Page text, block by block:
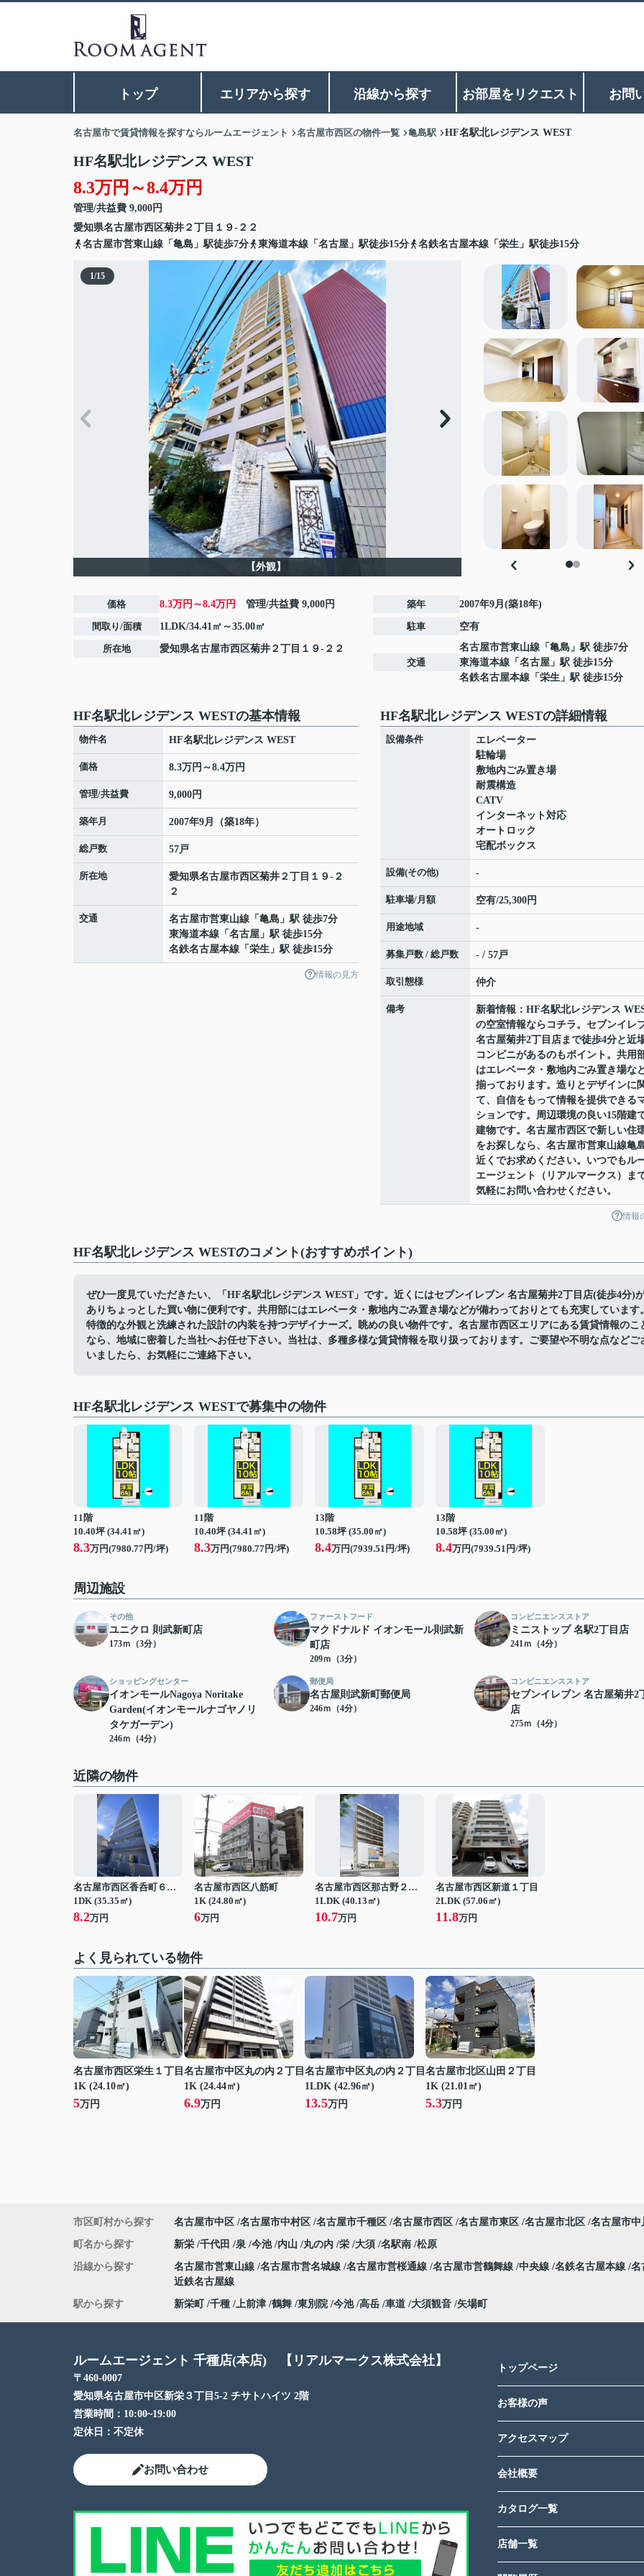
トップ エリアから探す 沿線から探す お部屋をリクエスト お問
名古屋市で賃貸情報を探すならルームエージェント 名古屋市西区の物件一覧 亀島駅 HF名駅北レジデンス WEST
HF名駅北レジデンス WEST
8.3万円～8.4万円
管理/共益費 9,000円
愛知県名古屋市西区菊井 ２丁目１９-２２
名古屋市営東山線「亀島」駅徒歩7分
東海道本線「名古屋」駅徒歩15分 名鉄名古屋本線「栄生」駅徒歩15分
1/15
【外観】
価格 8.3万円～8.4万円 管理/共益費 9,000円
間取り/面積 1LDK/34.41㎡～35.00㎡
所在地 愛知県名古屋市西区菊井 ２丁目１９-２２
築年 2007年9月(築18年)
駐車 空有
交通
名古屋市営東山線 「 亀島 」駅 徒歩7分
東海道本線 「 名古屋 」駅 徒歩15分
名鉄名古屋本線 「 栄生 」駅 徒歩15分
HF名駅北レジデンス WESTの基本情報
物件名 HF名駅北レジデンス WEST
価格 8.3万円～8.4万円
管理/共益費 9,000円
築年月 2007年9月（築18年）
総戸数 57戸
所在地 愛知県名古屋市西区菊井 ２丁目１９-２
２
交通 名古屋市営東山線 「 亀島 」駅 徒歩7分
東海道本線 「 名古屋 」駅 徒歩15分
名鉄名古屋本線 「 栄生 」駅 徒歩15分
情報の見方
HF名駅北レジデンス WESTの詳細情報
設備条件
エレベーター
駐輪場
敷地内ごみ置き場
耐震構造
CATV
インターネット対応
オートロック
宅配ボックス
設備(その他) -
駐車場/月額 空有/25,300円
用途地域 -
募集戸数 / 総戸数 - / 57戸
取引態様 仲介
備考
新着情報：HF名駅北レジデンス
の空室情報ならコチラ。セブンイレ
名古屋菊井2丁目店まで徒歩4分と近
コンビニがあるのもポイント。共用
はエレベータ・敷地内ごみ置き場な
揃っております。造りとデザインに
て、自信をもって情報を提供できる
ションです。周辺環境の良い15階建
建物です。名古屋市西区で新しい住
をお探しなら、名古屋市営東山線亀
近くでお求めください。いつでもル
エージェント（リアルマークス）ま
気軽にお問い合わせください。
情報
HF名駅北レジデンス WESTのコメント(おすすめポイント)
ぜひ一度見ていただきたい、「HF名駅北レジデンス WEST」です。近くにはセブンイレブン 名古屋菊井2丁目店(徒歩4分)
ありちょっとした買い物に便利です。共用部にはエレベータ・敷地内ごみ置き場などが備わっておりとても充実しています
特徴的な外観と洗練された設計の内装を持つデザイナーズ。眺めの良い物件です。名古屋市西区エリアにある賃貸情報のこ
なら、地域に密着した当社へお任せ下さい。当社は、多種多様な賃貸情報を取り扱っております。ご要望や不明な点などご
いましたら、お気軽にご連絡下さい。
HF名駅北レジデンス WESTで募集中の物件
11階
10.40坪 (34.41㎡)
8.3万円(7980.77円/坪)
11階
10.40坪 (34.41㎡)
8.3万円(7980.77円/坪)
13階
10.58坪 (35.00㎡)
8.4万円(7939.51円/坪)
13階
10.58坪 (35.00㎡)
8.4万円(7939.51円/坪)
周辺施設
その他
ユニクロ 則武新町店
173ｍ（3分）
ファーストフード
マクドナルド イオンモール則武新
町店
209ｍ（3分）
コンビニエンスストア
ミニストップ 名駅2丁目店
241ｍ（4分）
ショッピングセンター
イオンモールNagoya Noritake
Garden(イオンモールナゴヤノリ
タケガーデン)
246ｍ（4分）
郵便局
名古屋則武新町郵便局
246ｍ（4分）
コンビニエンスストア
セブンイレブン 名古屋菊井2
店
275ｍ（4分）
近隣の物件
名古屋市西区香呑町６丁目
1DK (35.35㎡)
8.2万円
名古屋市西区八筋町
1K (24.80㎡)
6万円
名古屋市西区那古野２丁目
1LDK (40.13㎡)
10.7万円
名古屋市西区新道１丁目
2LDK (57.06㎡)
11.8万円
よく見られている物件
名古屋市西区栄生１丁目
1K (24.10㎡)
5万円
名古屋市中区丸の内２丁目
1K (24.44㎡)
6.9万円
名古屋市中区丸の内２丁目
1LDK (42.96㎡)
13.5万円
名古屋市北区山田２丁目
1K (21.01㎡)
5.3万円
市区町村から探す 名古屋市中区 名古屋市中村区 名古屋市千種区 名古屋市西区 名古屋市東区 名古屋市北区 名古屋市中
町名から探す 新栄 千代田 泉 今池 内山 丸の内 栄 大須 名駅南 松原
沿線から探す 名古屋市営東山線 名古屋市営名城線 名古屋市営桜通線 名古屋市営鶴舞線 中央線 名鉄名古屋本線 名
近鉄名古屋線
駅から探す 新栄町 千種 上前津 鶴舞 東別院 今池 高岳 車道 大須観音 矢場町
ルームエージェント 千種店(本店) 【リアルマークス株式会社】
〒460-0007
愛知県名古屋市中区新栄３丁目5-2 チサトハイツ 2階
営業時間： 10:00~19:00
定休日： 不定休
お問い合わせ
トップページ
お客様の声
アクセスマップ
会社概要
カタログ一覧
店舗一覧